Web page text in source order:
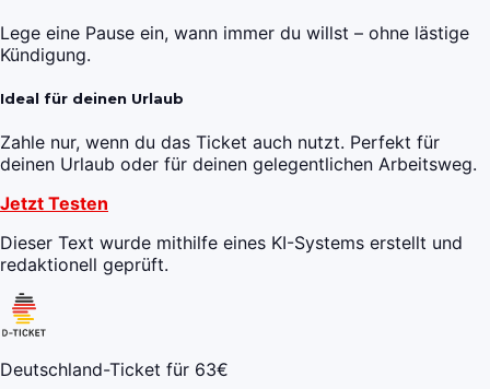
Lege eine Pause ein, wann immer du willst – ohne lästige
Kündigung.
Ideal für deinen Urlaub
Zahle nur, wenn du das Ticket auch nutzt. Perfekt für
deinen Urlaub oder für deinen gelegentlichen Arbeitsweg.
Jetzt Testen
Dieser Text wurde mithilfe eines KI-Systems erstellt und
redaktionell geprüft.
Deutschland-Ticket für 63€